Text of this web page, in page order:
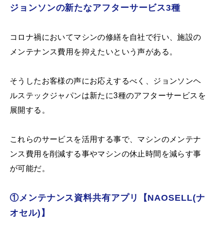
ジョンソンの新たなアフターサービス3種
コロナ禍においてマシンの修繕を自社で行い、施設の
メンテナンス費用を抑えたいという声がある。
そうしたお客様の声にお応えするべく、ジョンソンヘ
ルステックジャパンは新たに3種のアフターサービスを
展開する。
これらのサービスを活用する事で、マシンのメンテナ
ンス費用を削減する事やマシンの休止時間を減らす事
が可能だ。
①メンテナンス資料共有アプリ【NAOSELL(ナ
オセル)】